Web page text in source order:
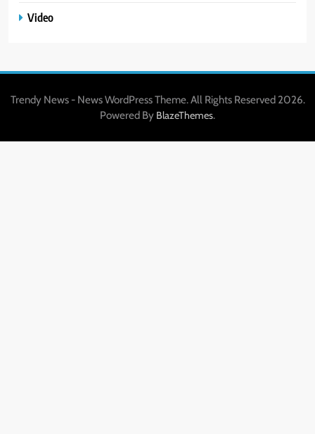
Video
Trendy News - News WordPress Theme. All Rights Reserved 2026.
Powered By BlazeThemes.